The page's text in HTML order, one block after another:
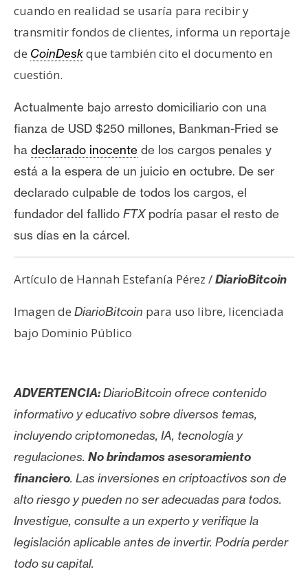
cuando en realidad se usaría para recibir y
transmitir fondos de clientes, informa un reportaje
de CoinDeskque también cito el documento en
cuestión.
Actualmente bajo arresto domiciliario con una
fianza de USD $250 millones, Bankman-Fried se
ha declarado inocente de los cargos penales y
está a la espera de un juicio en octubre. De ser
declarado culpable de todos los cargos, el
fundador del fallido FTXpodría pasar el resto de
sus días en la cárcel.
Artículo de Hannah Estefanía Pérez /DiarioBitcoin
Imagen de DiarioBitcoin para uso libre, licenciada
bajo Dominio Público
ADVERTENCIA:DiarioBitcoin ofrece contenido
informativo y educativo sobre diversos temas,
incluyendo criptomonedas, IA, tecnología y
regulaciones. No brindamos asesoramiento
financiero. Las inversiones en criptoactivos son de
alto riesgo y pueden no ser adecuadas para todos.
Investigue, consulte a un experto y verifique la
legislación aplicable antes de invertir. Podría perder
todo su capital.